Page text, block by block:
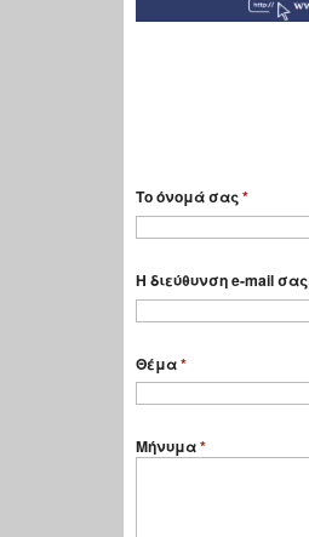
Το όνομά σας*
Η διεύθυνση e-mail σας
Θέμα*
Μήνυμα*